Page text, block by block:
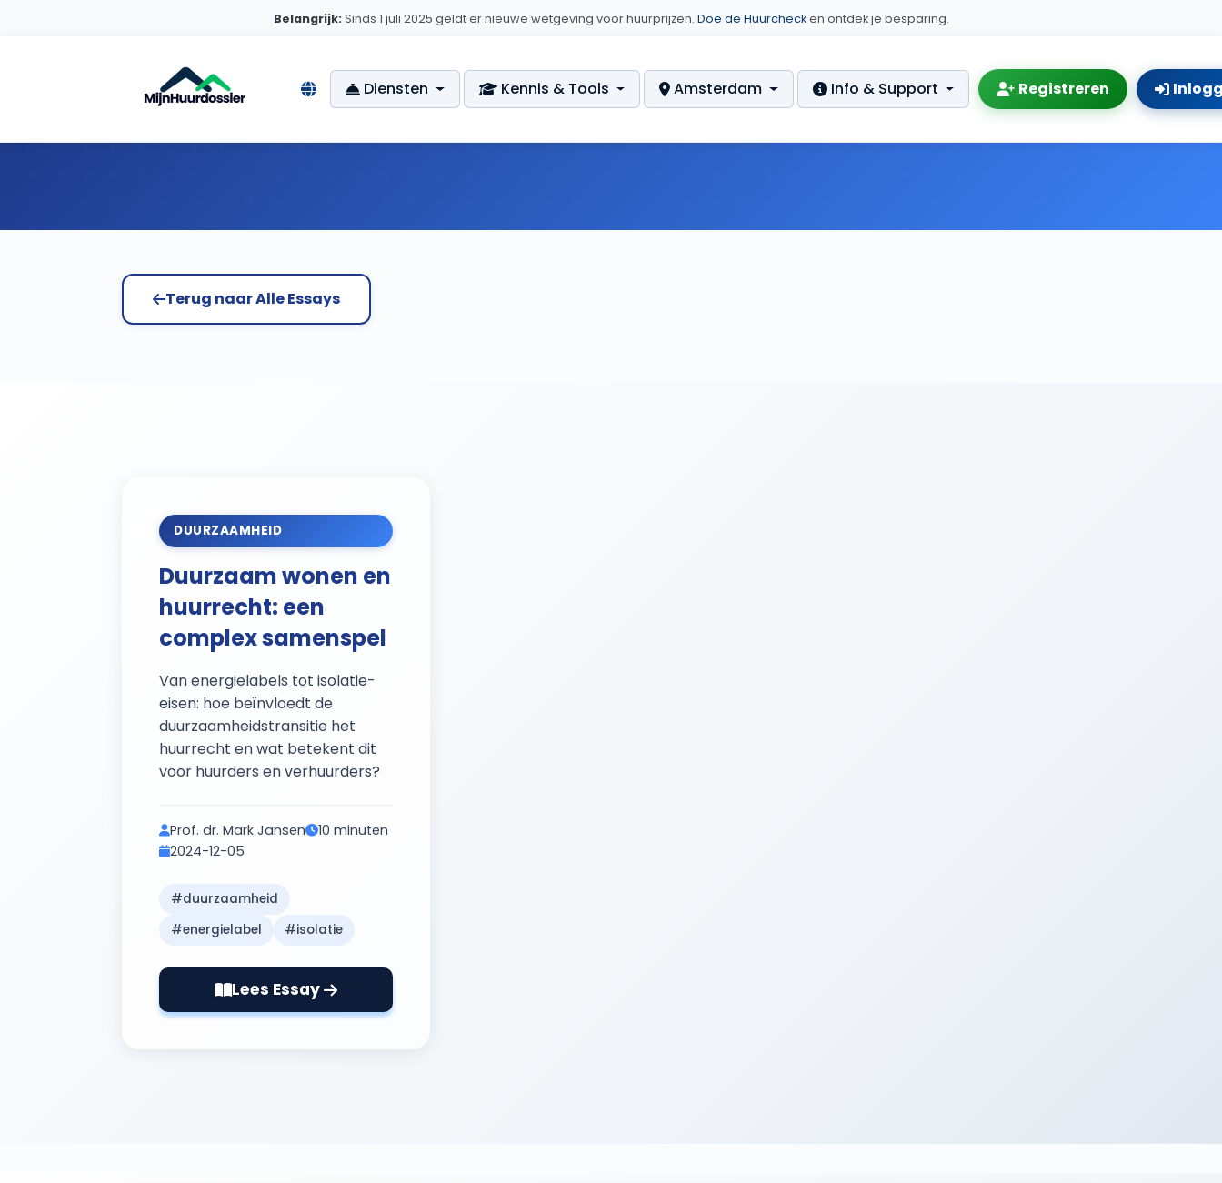
Belangrijk: Sinds 1 juli 2025 geldt er nieuwe wetgeving voor huurprijzen. Doe de Huurchecken ontdek je besparing.
Diensten Kennis & Tools Amsterdam Info & Support Registreren
Terug naar Alle Essays
DUURZAAMHEID
Duurzaam wonen en
huurrecht: een
complex samenspel
Van energielabels tot isolatie-
eisen: hoe beïnvloedt de
duurzaamheidstransitie het
huurrecht en wat betekent dit
voor huurders en verhuurders?
Prof. dr. Mark Jansen
10 minuten
2024-12-05
#duurzaamheid
#energielabel
#isolatie
Lees Essay